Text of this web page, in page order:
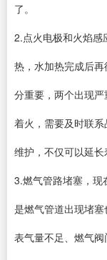
了。
2.点火电极和火焰感
热，水加热完成后
分重要，两个出现
着火，需要及时联
维护，不仅可以延长
3.燃气管路堵塞，现
是燃气管道出现堵
表气量不足、燃气